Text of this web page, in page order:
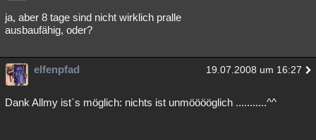
ja, aber 8 tage sind nicht wirklich pralle
ausbaufähig, oder?
elfenpfad 19.07.2008 um 16:27
Dank Allmy ist`s möglich: nichts ist unmööööglich ...........^^